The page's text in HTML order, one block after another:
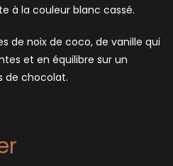
à la couleur blanc cassé.
de noix de coco, de vanille qui
et en équilibre sur un
de chocolat.